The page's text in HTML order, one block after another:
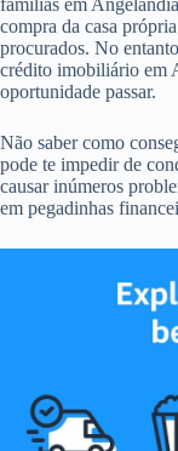
famílias em
compra da casa
procurados. No
crédito imobiliário em
oportunidade passar.
Não saber como
pode te impedir de
causar inúmeros
em pegadinhas